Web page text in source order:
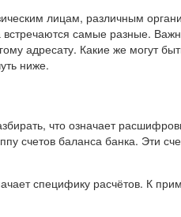
лицам, различным
самые разные.
адресату. Какие же могут
ниже.
что означает
счетов баланса банка. Эти
специфику расчётов. К